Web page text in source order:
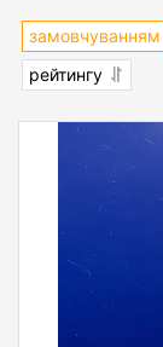
замовчуванням
рейтингу